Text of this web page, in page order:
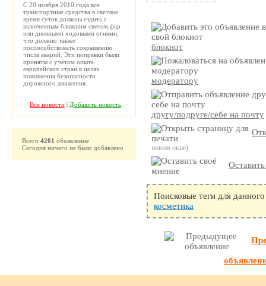
блокнот
модератору
другу/подруге/себе на почту
новом окне)
Поисковые теги для
косметика
С 20 ноября 2010 года все
транспортные средства в светлое
время суток должны ездить с
включенным ближним светом фар
или дневными ходовыми огнями,
что должно также
поспособствовать сокращению
числа аварий. Эти поправки были
приняты с учетом опыта
европейских стран в целях
повышения безопасности
дорожного движения.
Все новости| Добавить новость
Всего 4201 объявление
Сегодня ничего не было добавлено